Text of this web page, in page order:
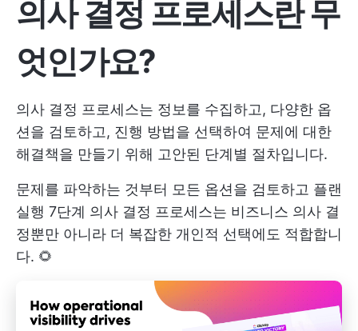
의사 결정 프로세스란 무
엇인가요?
의사 결정 프로세스는 정보를 수집하고, 다양한 옵
션을 검토하고, 진행 방법을 선택하여 문제에 대한
해결책을 만들기 위해 고안된 단계별 절차입니다.
문제를 파악하는 것부터 모든 옵션을 검토하고 플랜
실행 7단계 의사 결정 프로세스는 비즈니스 의사 결
정뿐만 아니라 더 복잡한 개인적 선택에도 적합합니
다. 🌻